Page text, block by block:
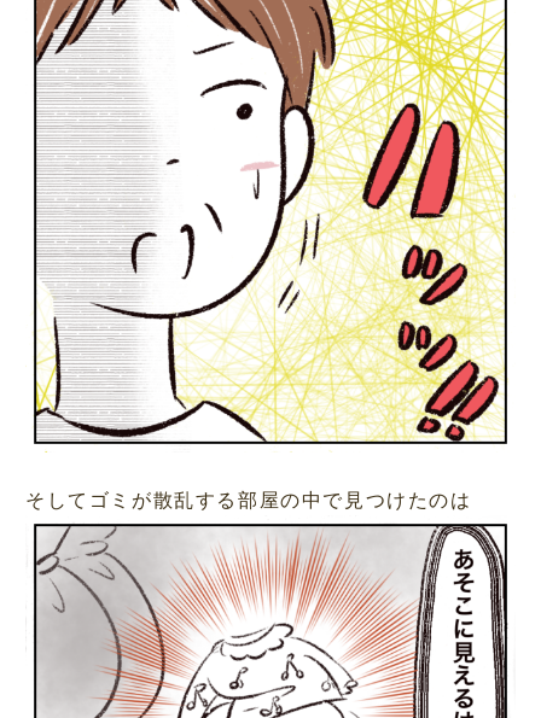
そしてゴミが散乱する部屋の中で見つけたのは